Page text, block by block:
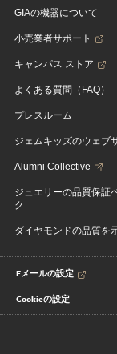
GIAの機器について
小売業者サポート
キャンパス ストア
よくある質問（FAQ）
プレスルーム
ジェムキッズのウェブ
Alumni Collective
ジュエリーの品質保証
ク
ダイヤモンドの品質を
Eメールの設定
Cookieの設定